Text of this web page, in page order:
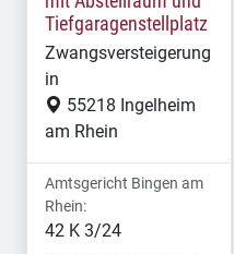
Amtsgericht Pirmasens
Amtsgericht Rockenhausen
Amtsgericht Sinzig
Amtsgericht Speyer
Amtsgericht Trier
Amtsgericht Westerburg
Amtsgericht Wittlich
Tiefgaragenstellplatz
Zwangsversteigerung
in
55218 Ingelheim
am Rhein
Amtsgericht Bingen am
Rhein:
42 K 3/24